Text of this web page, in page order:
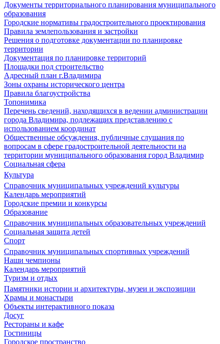
Документы территориального планирования муниципального
образования
Городские нормативы градостроительного проектирования
Правила землепользования и застройки
Решения о подготовке документации по планировке
территории
Документация по планировке территорий
Площадки под строительство
Адресный план г.Владимира
Зоны охраны исторического центра
Правила благоустройства
Топонимика
Перечень сведений, находящихся в ведении администрации
города Владимира, подлежащих представлению с
использованием координат
Общественные обсуждения, публичные слушания по
вопросам в сфере градостроительной деятельности на
территории муниципального образования город Владимир
Социальная сфера
Культура
Справочник муниципальных учреждений культуры
Календарь мероприятий
Городские премии и конкурсы
Образование
Справочник муниципальных образовательных учреждений
Социальная защита детей
Спорт
Справочник муниципальных спортивных учреждений
Наши чемпионы
Календарь мероприятий
Туризм и отдых
Памятники истории и архитектуры, музеи и экспозиции
Храмы и монастыри
Объекты интерактивного показа
Досуг
Рестораны и кафе
Гостиницы
Городское пространство